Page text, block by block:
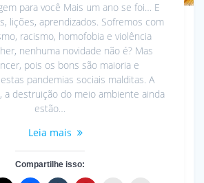
para você Mais um ano se foi… E
lições, aprendizados. Sofremos com
racismo, homofobia e violência
nenhuma novidade não é? Mas
pois os bons são maioria e
pandemias sociais malditas. A
a destruição do meio ambiente ainda
estão…
Leia mais
Compartilhe isso: